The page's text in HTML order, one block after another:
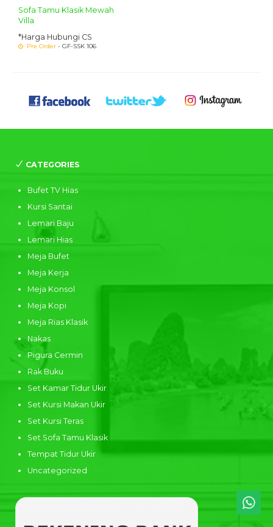
Sofa Tamu Klasik Mewah
Villa
*Harga Hubungi CS
Pre Order - GF-SSK 106
CATEGORIES
Bufet TV Hias
Kursi Santai
Lemari Baju
Lemari Hias
Meja Bufet
Meja Kerja
Meja Konsol
Meja Kopi
Meja Rias Klasik
Nakas
Pigura Cermin
Rak Buku
Set Kamar Tidur Ukir
Set Kursi Makan Ukir
Set Kursi Teras
Set Sofa Tamu Klasik
Tempat Tidur Ukir
Uncategorized